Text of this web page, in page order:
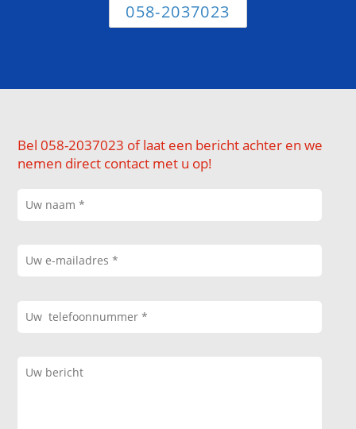
058-2037023
Bel 058-2037023 of laat een bericht achter en we
nemen direct contact met u op!